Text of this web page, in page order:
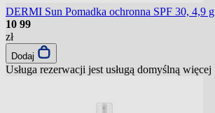
DERMI Sun Pomadka ochronna SPF 30, 4,9 g
10 99
zł
Dodaj
Usługa rezerwacji jest usługą domyślną więcej